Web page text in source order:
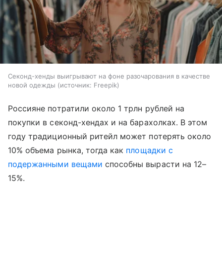
Секонд-хенды выигрывают на фоне разочарования в качестве
новой одежды
источник: Freepik
Россияне потратили около 1 трлн рублей на
покупки в секонд-хендах и на барахолках. В этом
году традиционный ритейл может потерять около
10% объема рынка, тогда как площадки с
подержанными вещами способны вырасти на 12–
15%.